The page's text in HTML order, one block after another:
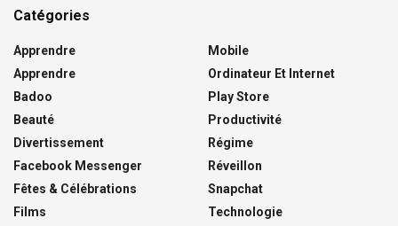
Catégories
Apprendre
Apprendre
Badoo
Beauté
Divertissement
Facebook Messenger
Fêtes & Célébrations
Films
Mobile
Ordinateur Et Internet
Play Store
Productivité
Régime
Réveillon
Snapchat
Technologie